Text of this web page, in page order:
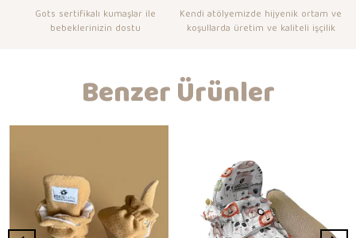
Gots sertifikalı kumaşlar ile
bebeklerinizin dostu
Kendi atölyemizde hijyenik ortam ve
koşullarda üretim ve kaliteli işçilik
Benzer Ürünler